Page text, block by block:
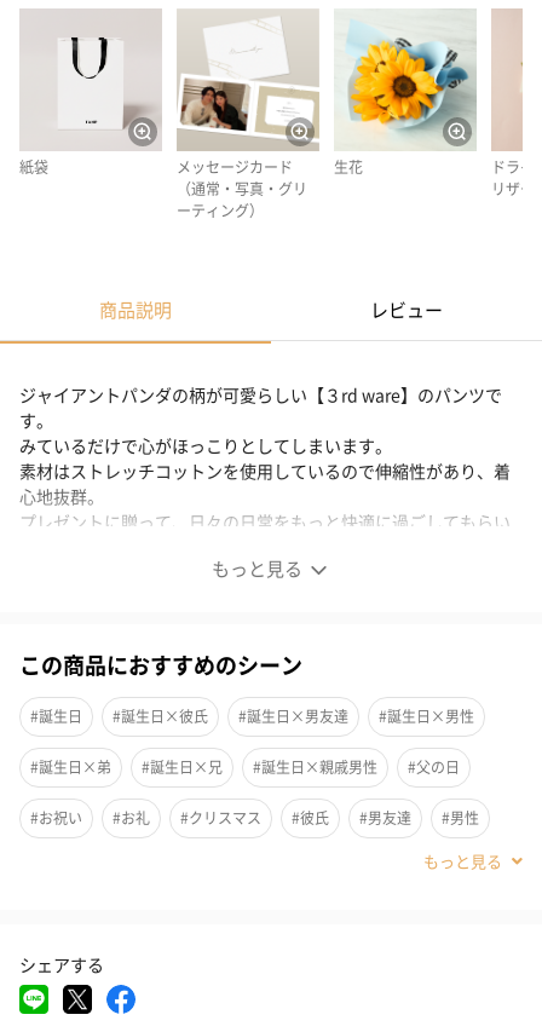
紙袋
メッセージカード
（通常・写真・グリ
ーティング）
生花
ドライ
リザー
商品説明 レビュー
もっと見る
ジャイアントパンダの柄が可愛らしい【３rd ware】のパンツで
す。
みているだけで心がほっこりとしてしまいます。
素材はストレッチコットンを使用しているので伸縮性があり、着
心地抜群。
プレゼントに贈って、日々の日常をもっと快適に過ごしてもらい
カップ部分
前閉じ、2枚生地仕様
付属品
SAVE LOVE POCKET
サイズ
2(M)76～84cm
素材
本体＝綿95％ ポリウレタン5％、ゴム部分＝ナイロン
71％ ポリエステル21％ ポリウレタン8％
■原産国：日本
SAVE LOVE POCKET(コンドーム入れポケット)：左前
この商品におすすめのシーン
#誕生日 #誕生日×彼氏 #誕生日×男友達 #誕生日×男性
#誕生日×弟 #誕生日×兄 #誕生日×親戚男性 #父の日
#お祝い #お礼 #クリスマス #彼氏 #男友達 #男性
#20代後半
シェアする